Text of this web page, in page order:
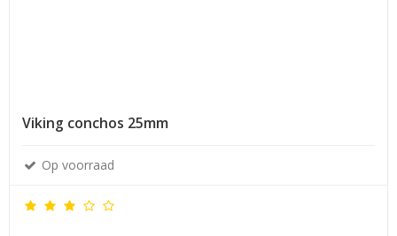
Viking conchos 25mm
Op voorraad